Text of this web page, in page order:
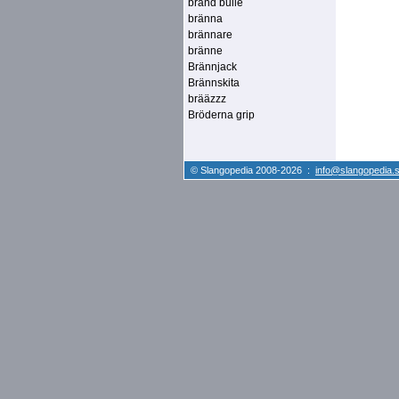
bränd bulle
bränna
brännare
bränne
Brännjack
Brännskita
brääzzz
Bröderna grip
© Slangopedia 2008-2026 :